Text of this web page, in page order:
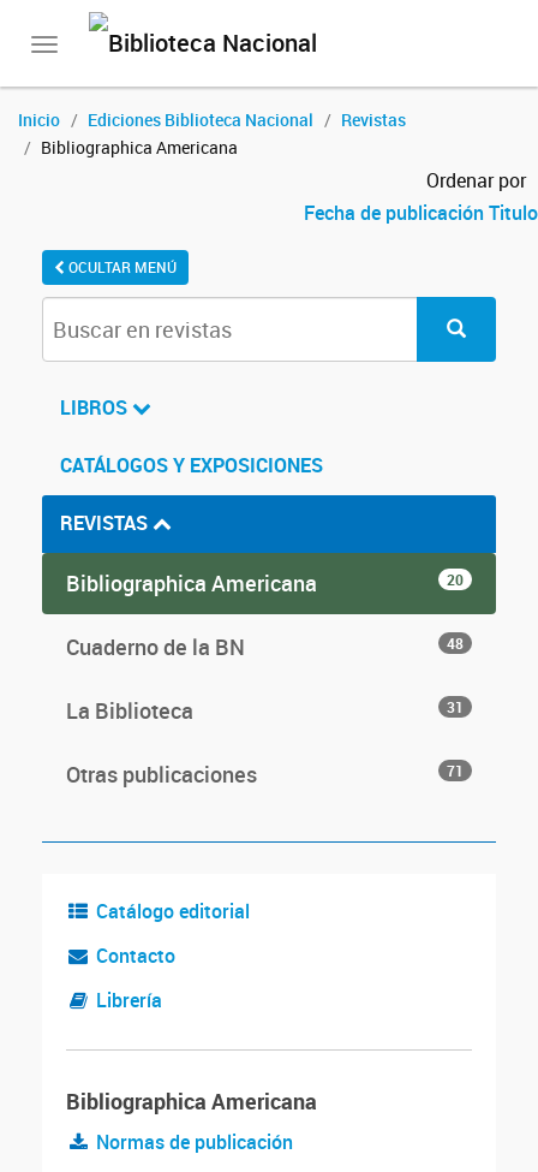
Toggle
Inicio Ediciones Biblioteca Nacional
Revistas
Bibliographica Americana
Ordenar por
Fecha de publicaciónTitulo
OCULTAR MENÚ
LIBROS
CATÁLOGOS Y EXPOSICIONES
REVISTAS
Bibliographica Americana 20
Cuaderno de la BN 48
La Biblioteca 31
Otras publicaciones 71
Catálogo editorial
Contacto
Librería
Bibliographica Americana
Normas de publicación